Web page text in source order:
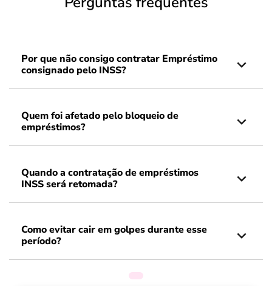
Por que não consigo contratar Empréstimo
consignado pelo INSS?
Quem foi afetado pelo bloqueio de
empréstimos?
Quando a contratação de empréstimos
INSS será retomada?
Como evitar cair em golpes durante esse
período?